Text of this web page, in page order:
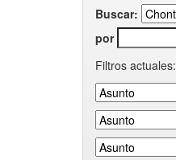
Buscar:
por
Filtros actuales: